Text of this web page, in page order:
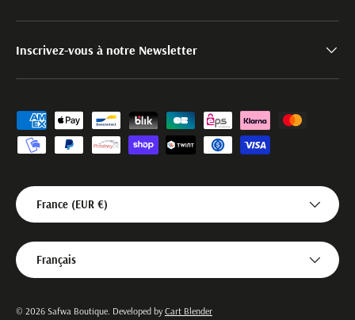
Inscrivez-vous à notre Newsletter
Moyens de paiement acceptés
Pays
France (EUR €)
Langue
Français
© 2026 Safwa Boutique Developed by Cart Blender